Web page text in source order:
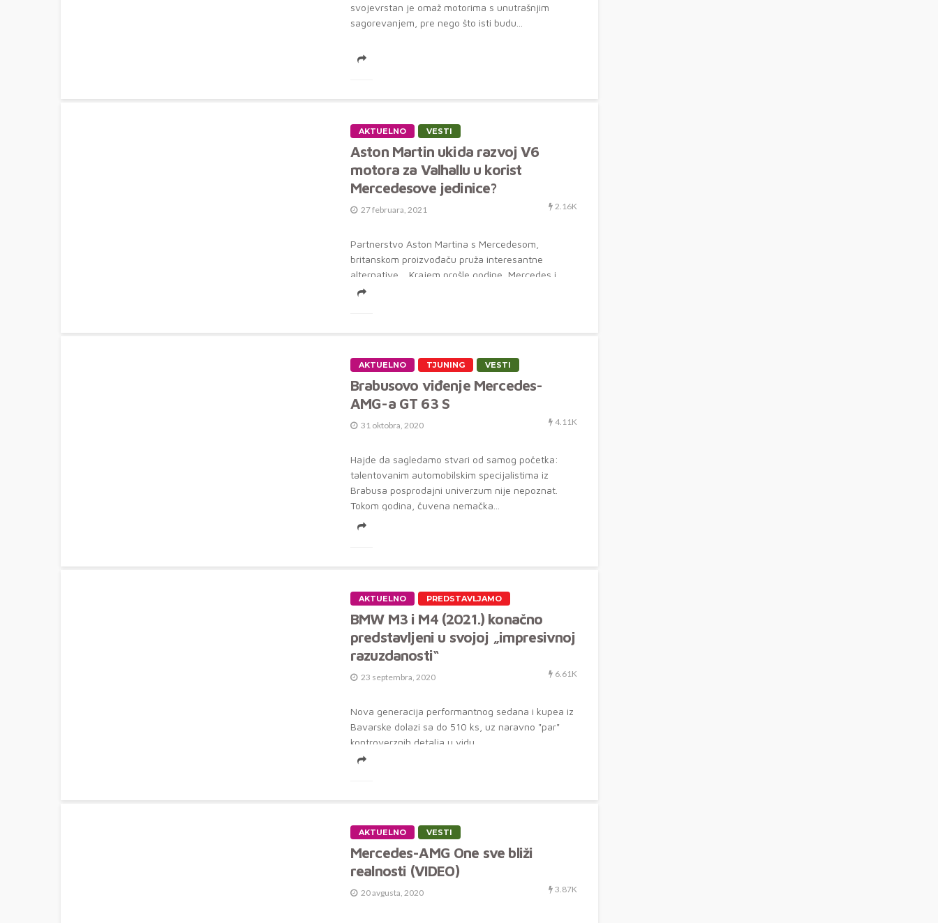
svojevrstan je omaž motorima s unutrašnjim
sagorevanjem, pre nego što isti budu...
AKTUELNO VESTI
Aston Martin ukida razvoj V6
motora za Valhallu u korist
Mercedesove jedinice?
27 februara, 2021 2.16K
Partnerstvo Aston Martina s Mercedesom,
britanskom proizvođaču pruža interesantne
alternative. Krajem prošle godine, Mercedes i
Aston Martin su potpisali...
AKTUELNO TJUNING VESTI
Brabusovo viđenje Mercedes-
AMG-a GT 63 S
31 oktobra, 2020 4.11K
Hajde da sagledamo stvari od samog početka:
talentovanim automobilskim specijalistima iz
Brabusa posprodajni univerzum nije nepoznat.
Tokom godina, čuvena nemačka...
AKTUELNO PREDSTAVLJAMO
BMW M3 i M4 (2021.) konačno
predstavljeni u svojoj „impresivnoj
razuzdanosti“
23 septembra, 2020 6.61K
Nova generacija performantnog sedana i kupea iz
Bavarske dolazi sa do 510 ks, uz naravno "par"
kontroverznih detalja u vidu...
AKTUELNO VESTI
Mercedes-AMG One sve bliži
realnosti (VIDEO)
20 avgusta, 2020 3.87K